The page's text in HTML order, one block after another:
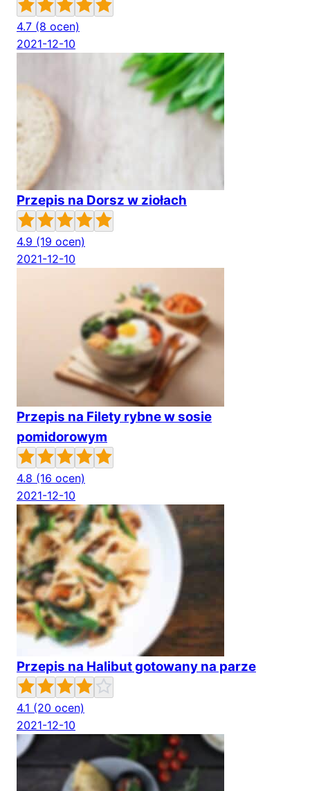
4.7 (8 ocen)
2021-12-10
Przepis na Dorsz w ziołach
4.9 (19 ocen)
2021-12-10
Przepis na Filety rybne w sosie
pomidorowym
4.8 (16 ocen)
2021-12-10
Przepis na Halibut gotowany na parze
4.1 (20 ocen)
2021-12-10